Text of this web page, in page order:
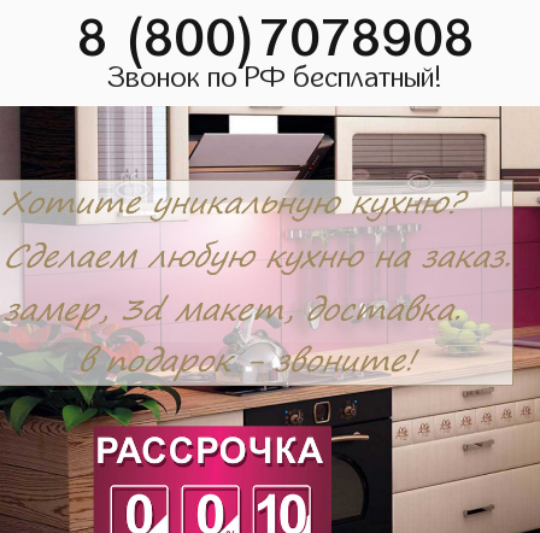
8 (800)7078908
Звонок по РФ бесплатный!